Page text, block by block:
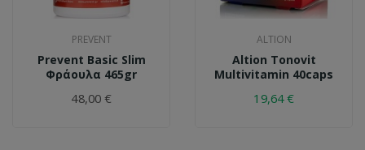
PREVENT
Prevent Basic Slim
Φράουλα 465gr
48,00 €
ALTION
Altion Tonovit
Multivitamin 40caps
19,64 €